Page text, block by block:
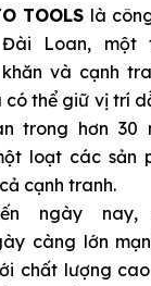
TOOLS là
Loan, một
và cạnh
có thể giữ vị trí
trong hơn 30
loạt các sản
cạnh tranh.
ngày
càng lớn
chất lượng